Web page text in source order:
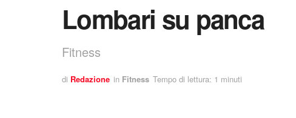
Lombari su panca
Fitness
di Redazione in Fitness Tempo di lettura: 1 minuti